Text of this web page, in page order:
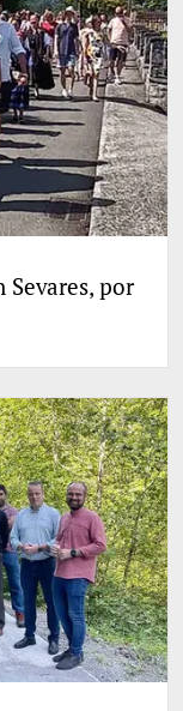
Sevares, por